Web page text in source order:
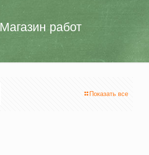
Магазин работ
Показать все